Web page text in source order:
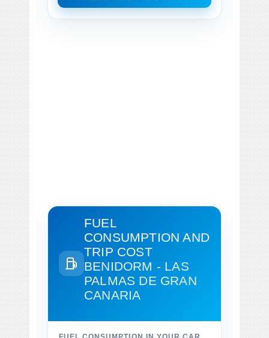
FUEL
CONSUMPTION AND
TRIP COST
BENIDORM - LAS
PALMAS DE GRAN
CANARIA
FUEL CONSUMPTION IN YOUR CAR